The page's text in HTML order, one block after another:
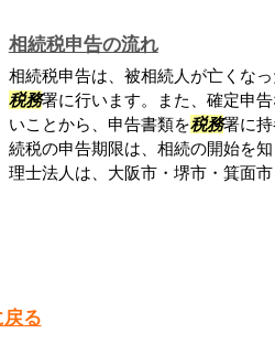
相続税申告の流れ
相続税申告は、被相続人が亡くな
税務署に行います。また、確定申
いことから、申告書類を税務署に
続税の申告期限は、相続の開始を
理士法人は、大阪市・堺市・箕面
る